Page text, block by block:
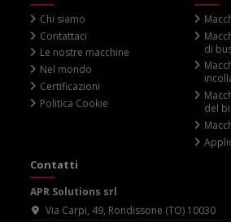
Chi siamo
Contattaci
Le nostre macchine
Nel mondo
Certificazioni
Politica Cookie
di
del
Contatti
APR Solutions srl
Via Carpi, 49, Rondissone (TO) 10030